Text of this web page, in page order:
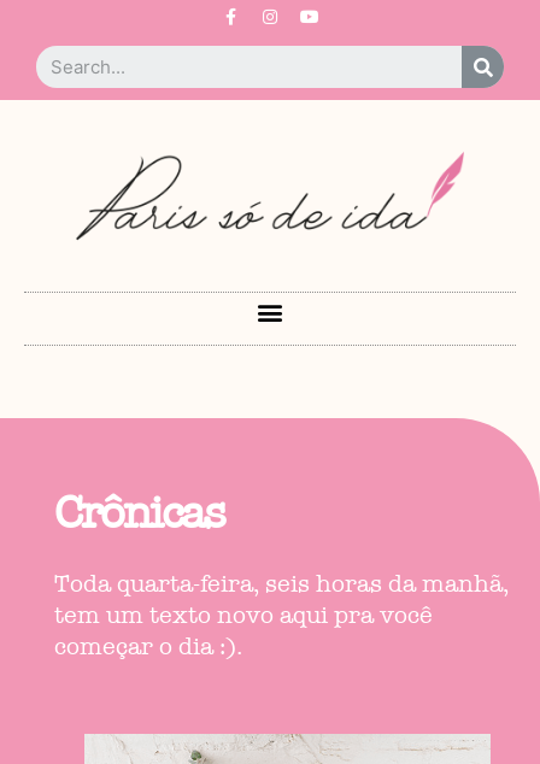
Crônicas
Toda quarta-feira, seis horas da manhã,
tem um texto novo aqui pra você
começar o dia :).